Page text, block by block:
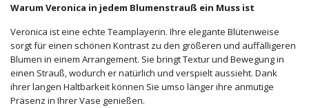
Warum Veronica in jedem Blumenstrauß ein Muss ist
Veronica ist eine echte Teamplayerin. Ihre elegante Blütenweise
sorgt für einen schönen Kontrast zu den größeren und auffälligeren
Blumen in einem Arrangement. Sie bringt Textur und Bewegung in
einen Strauß, wodurch er natürlich und verspielt aussieht. Dank
ihrer langen Haltbarkeit können Sie umso länger ihre anmutige
Präsenz in Ihrer Vase genießen.